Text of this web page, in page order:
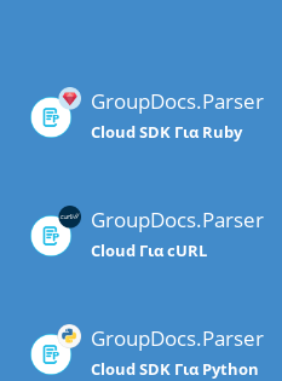
GroupDocs.Parser
Cloud SDK Για Ruby
GroupDocs.Parser
Cloud Για cURL
GroupDocs.Parser
Cloud SDK Για Python